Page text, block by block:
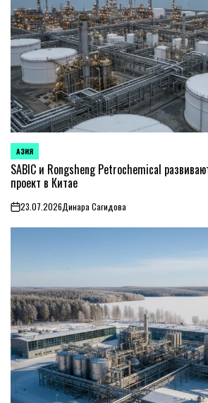
ОПУБЛИКОВАНО
В
АЗИЯ
SABIC и Rongsheng Petrochemical
проект в Китае
on23.07.2026Динара Сагидова